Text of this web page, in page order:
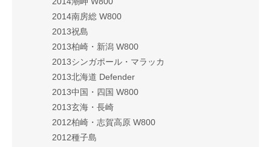
2014南房総 W800
2013祝島
2013柏崎・新潟 W800
2013シンガポール・マラッカ
2013北海道 Defender
2013中国・四国 W800
2013玄海・長崎
2012柏崎・志賀高原 W800
2012種子島